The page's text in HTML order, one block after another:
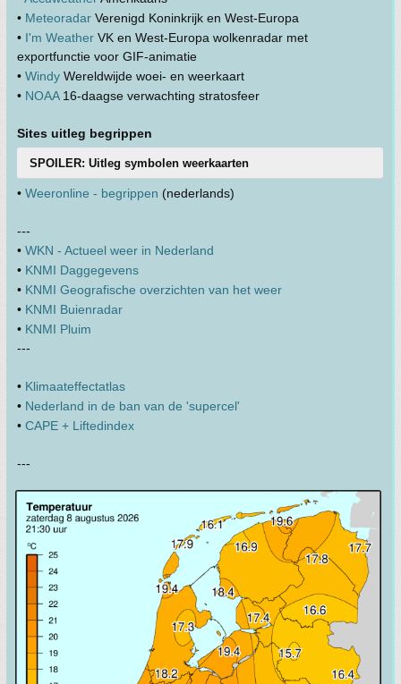
• Meteoradar Verenigd Koninkrijk en West-Europa
• I'm Weather VK en West-Europa wolkenradar met
exportfunctie voor GIF-animatie
• Windy Wereldwijde woei- en weerkaart
• NOAA16-daagse verwachting stratosfeer
Sites uitleg begrippen
SPOILER: Uitleg symbolen weerkaarten
• Weeronline - begrippen (nederlands)
---
• WKN - Actueel weer in Nederland
• KNMI Daggegevens
• KNMI Geografische overzichten van het weer
• KNMI Buienradar
• KNMI Pluim
---
• Klimaateffectatlas
• Nederland in de ban van de 'supercel'
• CAPE + Liftedindex
---